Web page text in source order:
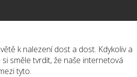
k nalezení dost a dost. Kdykoliv a
směle tvrdit, že naše internetová
tyto.